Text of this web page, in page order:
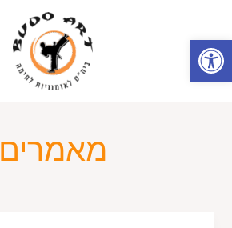
פתח סרגל נגישות
מאמרים